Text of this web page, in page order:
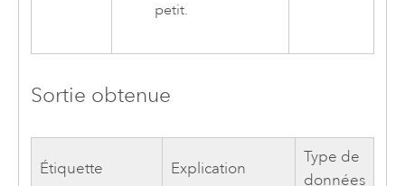
petit.
Sortie obtenue
Étiquette Explication
Type de
données